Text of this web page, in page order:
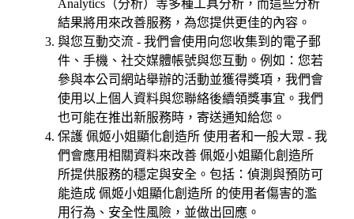
Analytics（分析）等多種工具分析，而這些分析
結果將用來改善服務，為您提供更佳的內容。
與您互動交流 - 我們會使用向您收集到的電子郵
件、手機、社交媒體帳號與您互動。例如：您若
參與本公司網站舉辦的活動並獲得獎項，我們會
使用以上個人資料與您聯絡後續領獎事宜。我們
也可能在推出新服務時，寄送通知給您。
保護 佩姬小姐顯化創造所 使用者和一般大眾 - 我
們會應用相關資料來改善 佩姬小姐顯化創造所
所提供服務的穩定與安全。包括：偵測與預防可
能造成 佩姬小姐顯化創造所 的使用者傷害的濫
用行為、安全性風險，並做出回應。